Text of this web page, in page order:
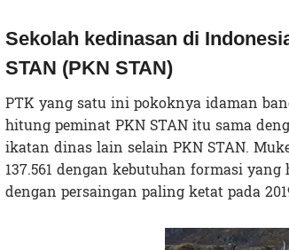
Sekolah kedinasan di
STAN (PKN STAN)
PTK yang satu ini pokoknya idaman
hitung peminat PKN STAN itu sama
ikatan dinas lain selain PKN STAN.
137.561 dengan kebutuhan formasi
dengan persaingan paling ketat pada